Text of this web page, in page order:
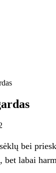
bei
bet labai